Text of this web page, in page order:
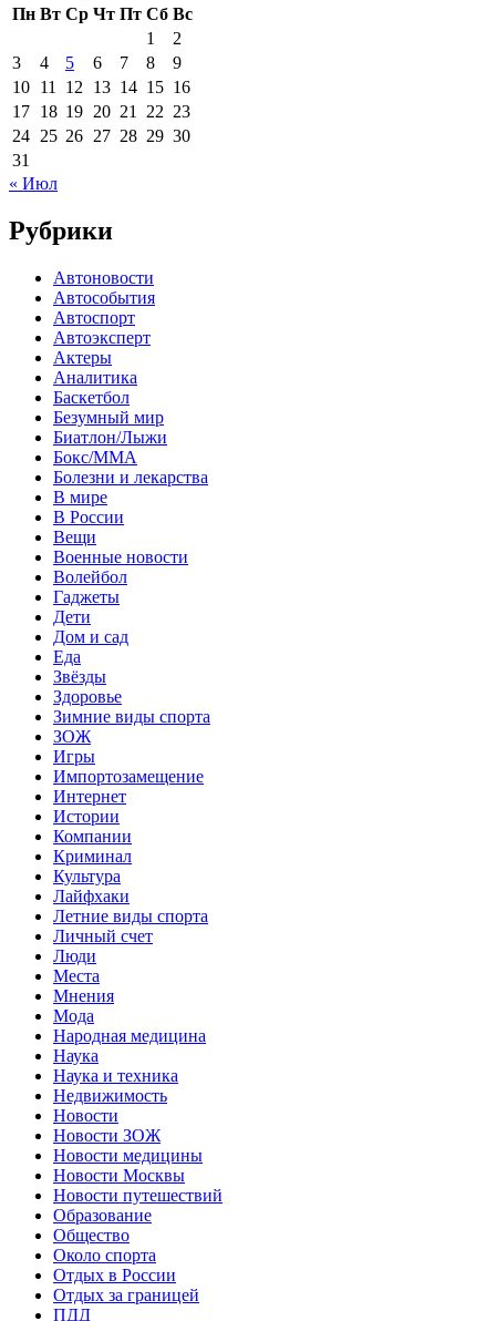
Пн Вт Ср Чт Пт Сб Вс
1
2
3
4 5 6 7 8
9
10 11 12 13 14 15 16
17 18 19 20 21 22 23
24 25 26 27 28 29 30
31
« Июл
Рубрики
Автоновости
Автособытия
Автоспорт
Автоэксперт
Актеры
Аналитика
Баскетбол
Безумный мир
Биатлон/Лыжи
Бокс/MMA
Болезни и лекарства
В мире
В России
Вещи
Военные новости
Волейбол
Гаджеты
Дети
Дом и сад
Еда
Звёзды
Здоровье
Зимние виды спорта
ЗОЖ
Игры
Импортозамещение
Интернет
Истории
Компании
Криминал
Культура
Лайфхаки
Летние виды спорта
Личный счет
Люди
Места
Мнения
Мода
Народная медицина
Наука
Наука и техника
Недвижимость
Новости
Новости ЗОЖ
Новости медицины
Новости Москвы
Новости путешествий
Образование
Общество
Около спорта
Отдых в России
Отдых за границей
ПДД